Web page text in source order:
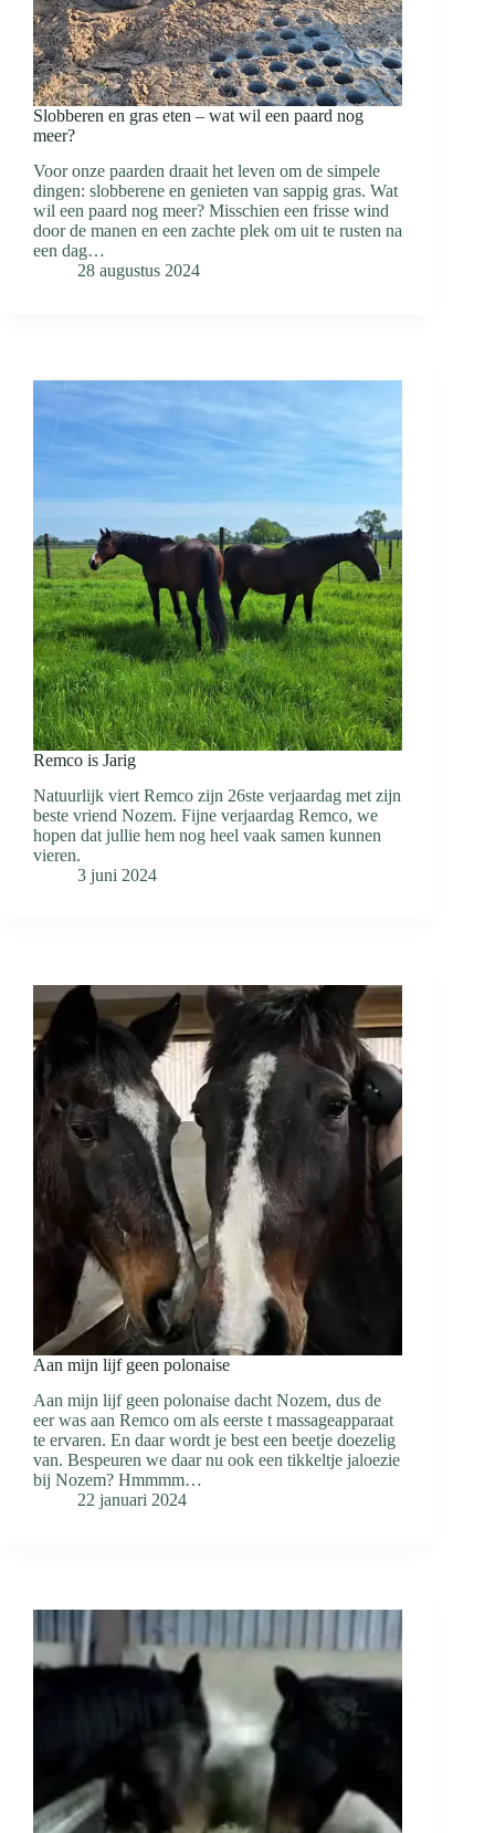
Slobberen en gras eten – wat wil een paard nog
meer?
Voor onze paarden draait het leven om de simpele
dingen: slobberene en genieten van sappig gras. Wat
wil een paard nog meer? Misschien een frisse wind
door de manen en een zachte plek om uit te rusten na
een dag…
28 augustus 2024
Remco is Jarig
Natuurlijk viert Remco zijn 26ste verjaardag met zijn
beste vriend Nozem. Fijne verjaardag Remco, we
hopen dat jullie hem nog heel vaak samen kunnen
vieren.
3 juni 2024
Aan mijn lijf geen polonaise
Aan mijn lijf geen polonaise dacht Nozem, dus de
eer was aan Remco om als eerste t massageapparaat
te ervaren. En daar wordt je best een beetje doezelig
van. Bespeuren we daar nu ook een tikkeltje jaloezie
bij Nozem? Hmmmm…
22 januari 2024